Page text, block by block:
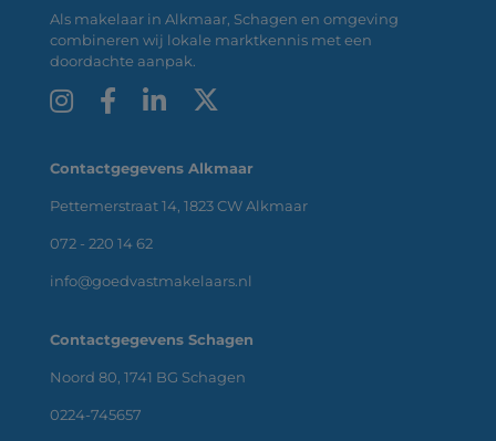
Als makelaar in Alkmaar, Schagen en omgeving
combineren wij lokale marktkennis met een
doordachte aanpak.
Contactgegevens Alkmaar
Pettemerstraat 14, 1823 CW Alkmaar
072 - 220 14 62
info@goedvastmakelaars.nl
Contactgegevens Schagen
Noord 80, 1741 BG Schagen
0224-745657